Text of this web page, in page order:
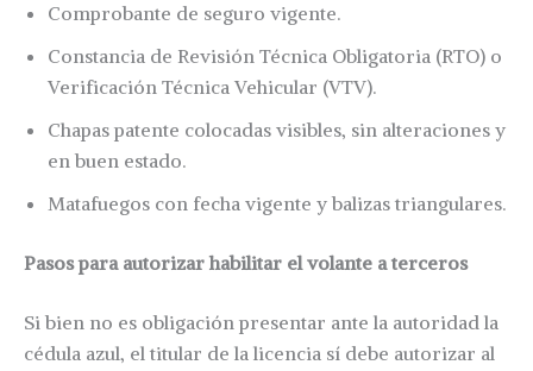
Comprobante de seguro vigente.
Constancia de Revisión Técnica Obligatoria (RTO) o
Verificación Técnica Vehicular (VTV).
Chapas patente colocadas visibles, sin alteraciones y
en buen estado.
Matafuegos con fecha vigente y balizas triangulares.
Pasos para autorizar habilitar el volante a terceros
Si bien no es obligación presentar ante la autoridad la
cédula azul, el titular de la licencia sí debe autorizar al